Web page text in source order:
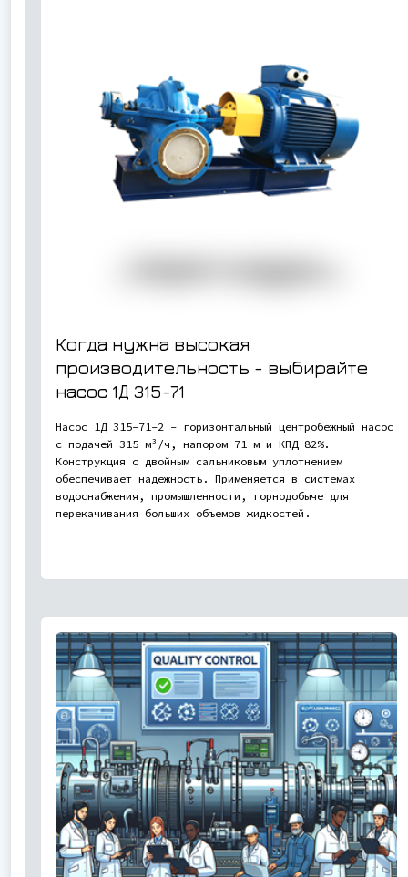
Когда нужна высокая
производительность - выбирайте
насос 1Д 315-71
Насос 1Д 315-71-2 - горизонтальный центробежный насос
с подачей 315 м³/ч, напором 71 м и КПД 82%.
Конструкция с двойным сальниковым уплотнением
обеспечивает надежность. Применяется в системах
водоснабжения, промышленности, горнодобыче для
перекачивания больших объемов жидкостей.